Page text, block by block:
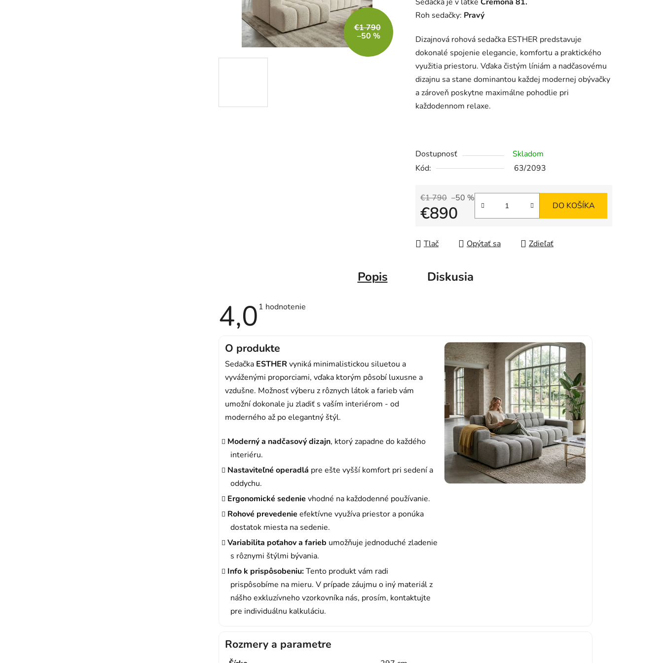
produktu
je
z
5
hviezdičiek.
Roh sedačky: Pravý
Dizajnová rohová sedačka ESTHER predstavuje
dokonalé spojenie elegancie, komfortu a praktického
využitia priestoru. Vďaka čistým líniám a nadčasovému
dizajnu sa stane dominantou každej modernej obývačky
a zároveň poskytne maximálne pohodlie pri
každodennom relaxe.
Dostupnosť
Skladom
Kód:
63/2093
€1 790 –50 %
€890 DO KOŠÍKA
Tlač Opýtať sa Zdieľať
€1 790
–50 %
Popis Diskusia
4,0 Priemerné
z
5
hviezdičiek.
1 hodnotenie
O produkte
Sedačka ESTHER vyniká minimalistickou siluetou a
vyváženými proporciami, vďaka ktorým pôsobí luxusne a
vzdušne. Možnosť výberu z rôznych látok a farieb vám
umožní dokonale ju zladiť s vaším interiérom - od
moderného až po elegantný štýl.
Moderný a nadčasový dizajn, ktorý zapadne do každého
interiéru.
Nastaviteľné operadlá pre ešte vyšší komfort pri sedení a
oddychu.
Ergonomické sedenie vhodné na každodenné používanie.
Rohové prevedenie efektívne využíva priestor a ponúka
dostatok miesta na sedenie.
Variabilita poťahov a farieb umožňuje jednoduché zladenie
s rôznymi štýlmi bývania.
Info k prispôsobeniu:Tento produkt vám radi
prispôsobíme na mieru. V prípade záujmu o iný materiál z
nášho exkluzívneho vzorkovníka nás, prosím, kontaktujte
pre individuálnu kalkuláciu.
Rozmery a parametre